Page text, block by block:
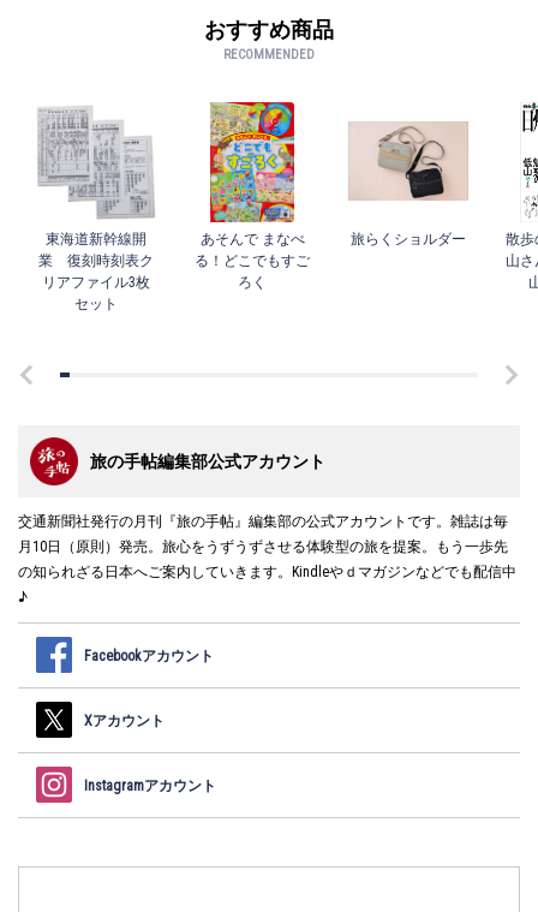
おすすめ商品
RECOMMENDED
東海道新幹線開
業 復刻時刻表ク
リアファイル3枚
セット
あそんで まなべ
る！どこでもすご
ろく
旅らくショルダー
散歩
山さ
旅の手帖編集部公式アカウント
交通新聞社発行の月刊『旅の手帖』編集部の公式アカウントです。雑誌は毎
月10日（原則）発売。旅心をうずうずさせる体験型の旅を提案。もう一歩先
の知られざる日本へご案内していきます。Kindleやｄマガジンなどでも配信中
♪
Facebookアカウント
Xアカウント
Instagramアカウント